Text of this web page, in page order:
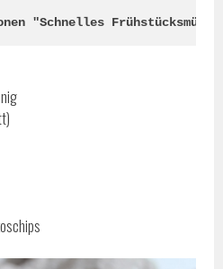
"Schnelles